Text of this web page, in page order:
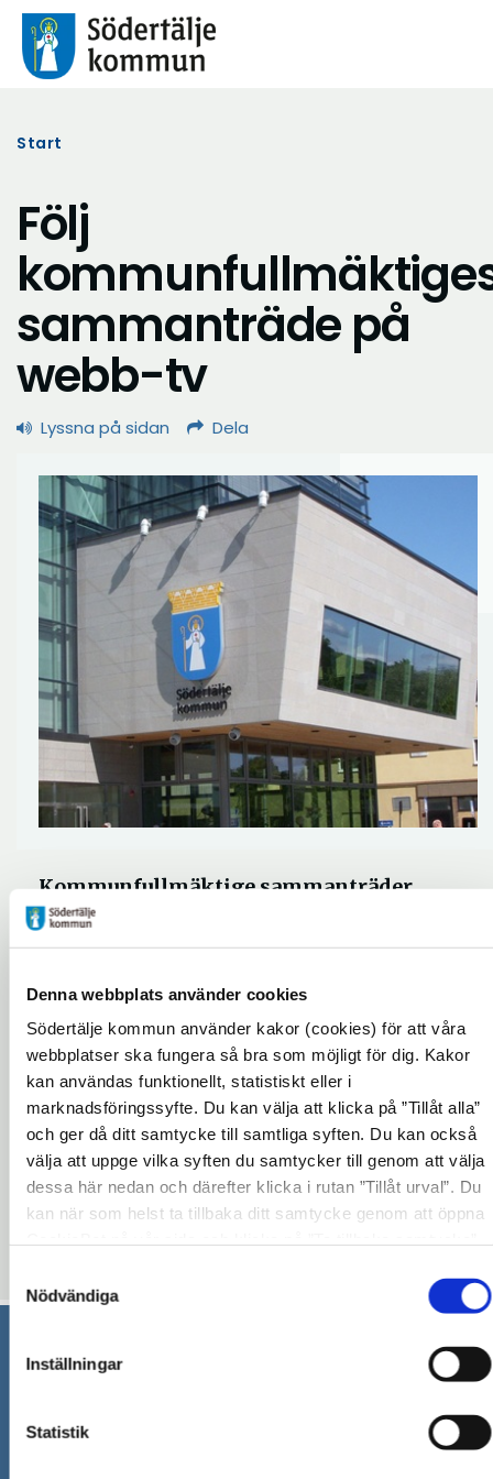
Denna webbplats använder cookies
Södertälje kommun använder kakor (cookies) för att våra
webbplatser ska fungera så bra som möjligt för dig. Kakor
kan användas funktionellt, statistiskt eller i
marknadsföringssyfte. Du kan välja att klicka på ”Tillåt alla”
och ger då ditt samtycke till samtliga syften. Du kan också
välja att uppge vilka syften du samtycker till genom att välja
dessa här nedan och därefter klicka i rutan ”Tillåt urval”. Du
kan när som helst ta tillbaka ditt samtycke genom att öppna
kakorna används och hur vi och våra leverantörer inhämtar
Nödvändiga
Inställningar
Statistik
Start
Följ
sammanträde på
webb-tv
Lyssna på sidan Dela
Kommunfullmäktige sammanträder
klockan 17 idag, den 6 oktober. Mötet
sänds direkt och du kan följa sändningen
Kommunfullmäktiges sammanträden sker tio
gånger per år och de är öppna för
allmänheten. Uppgifter om sammanträdets
tid, plats och föredragningslista annonseras
inför varje sammanträde.
Följ webbsändningen här.
Södertälje kommun
Besöksadress: Nyköpingsvägen 26